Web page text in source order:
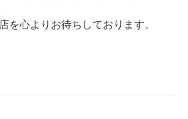
を心よりお待ちしております。